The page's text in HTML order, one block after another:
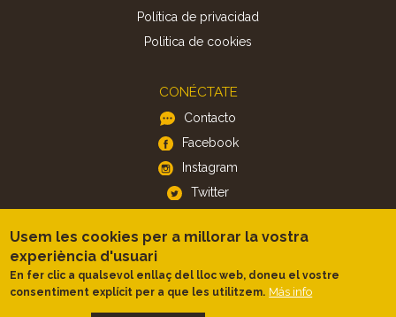
Política de privacidad
Politica de cookies
CONÉCTATE
Contacto
Facebook
Instagram
Twitter
APP
iOS
Android
Usem les cookies per a millorar la vostra
experiència d'usuari
En fer clic a qualsevol enllaç del lloc web, doneu el vostre
consentiment explícit per a que les utilitzem. Más info